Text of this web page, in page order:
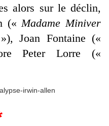
alors sur le déclin,
(«Madame Miniver
»), Joan Fontaine («
Peter Lorre («